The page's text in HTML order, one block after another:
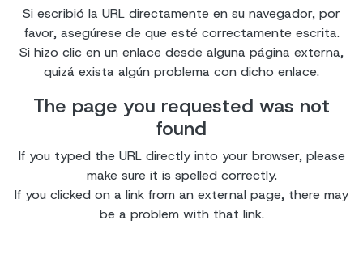
Si escribió la URL directamente en su navegador, por
favor, asegúrese de que esté correctamente escrita.
Si hizo clic en un enlace desde alguna página externa,
quizá exista algún problema con dicho enlace.
The page you requested was not
found
If you typed the URL directly into your browser, please
make sure it is spelled correctly.
If you clicked on a link from an external page, there may
be a problem with that link.